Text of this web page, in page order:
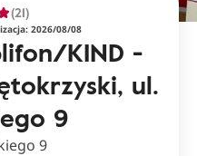
KIND -
ul.
9
(21)
2026/08/08
9